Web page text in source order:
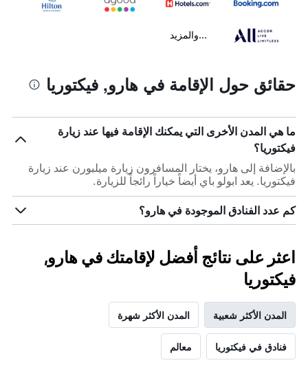
...والمزيد
حقائق حول الإقامة في هارو, فيكتوريا
ما هي المدن الأخرى التي يمكنك الإقامة فيها عند زيارة
فيكتوريا؟
بالإضافة إلى هارو، يختار المسافرون زيارة ميلبورن عند زيارة
فيكتوريا. يعد ابولو باي أيضاً خياراً رائجاً للزيارة.
كم عدد الفنادق الموجودة في هارو؟
اعثر على نتائج أفضل لإقامتك في هارو,
فيكتوريا
المدن الأكثر شعبية المدن الأكثر شهرة
فنادق في فيكتوريا معالم